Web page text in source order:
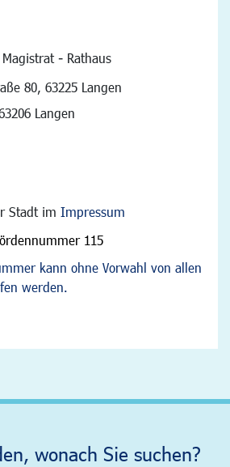
- Rathaus
Navigation
80, 63225 Langen
Langen
Stadt im Impressum
115
kann ohne Vorwahl von allen
werden.
wonach Sie suchen?